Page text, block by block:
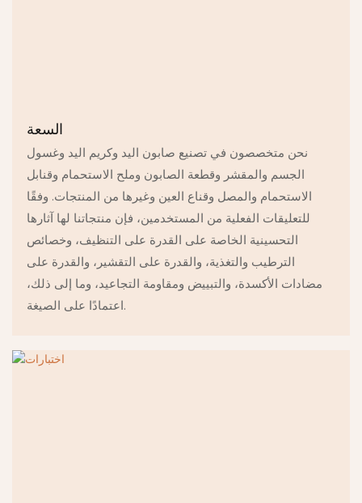
السعة
نحن متخصصون في تصنيع صابون اليد وكريم اليد وغسول
الجسم والمقشر وقطعة الصابون وملح الاستحمام وقنابل
الاستحمام والمصل وقناع العين وغيرها من المنتجات. وفقًا
للتعليقات الفعلية من المستخدمين، فإن منتجاتنا لها آثارها
التحسينية الخاصة على القدرة على التنظيف، وخصائص
الترطيب والتغذية، والقدرة على التقشير، والقدرة على
مضادات الأكسدة، والتبييض ومقاومة التجاعيد، وما إلى ذلك،
اعتمادًا على الصيغة.